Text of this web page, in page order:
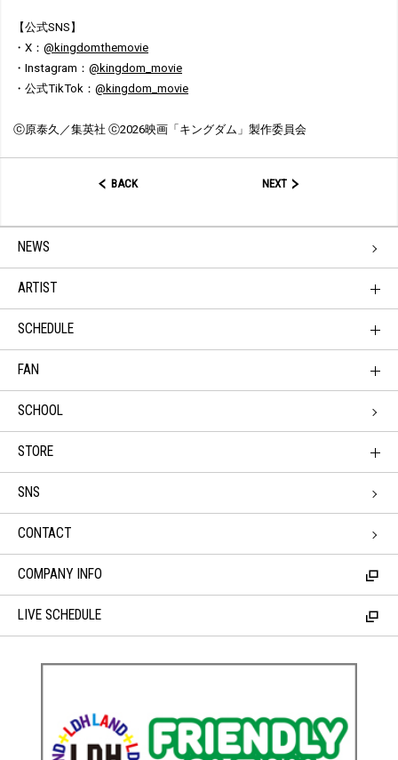
【公式SNS】
・X： @kingdomthemovie
・Instagram： @kingdom_movie
・公式TikTok： @kingdom_movie
ⓒ原泰久／集英社 ⓒ2026映画「キングダム」製作委員会
BACK NEXT
NEWS
ARTIST
SCHEDULE
FAN
SCHOOL
STORE
SNS
CONTACT
COMPANY INFO
LIVE SCHEDULE